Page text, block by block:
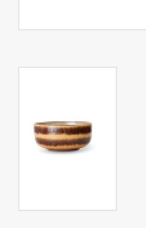
Keukenspullen
Food
Boeken